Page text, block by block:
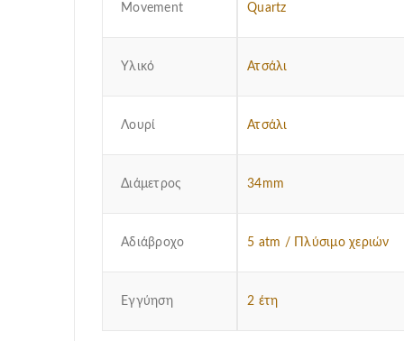
Μovement Quartz
Υλικό Ατσάλι
Λουρί Ατσάλι
Διάμετρος 34mm
Αδιάβροχο 5 atm / Πλύσιμο χεριών
Εγγύηση 2 έτη